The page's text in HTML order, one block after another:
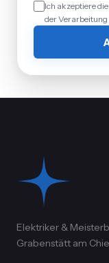
Ich akzeptiere die
der Verarbeitung
Elektriker &
Grabenstätt am